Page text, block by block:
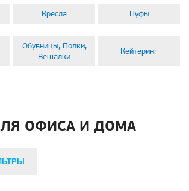
Кресла Пуфы
Обувницы, Полки,
Вешалки
Кейтеринг
ОФИСА И ДОМА